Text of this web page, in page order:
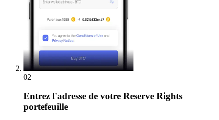
02
Entrez l'adresse de votre Reserve Rights
portefeuille